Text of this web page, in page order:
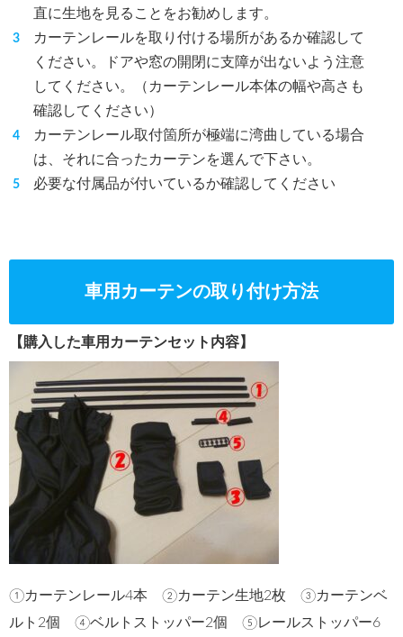
直に生地を見ることをお勧めします。
カーテンレールを取り付ける場所があるか確認して
ください。ドアや窓の開閉に支障が出ないよう注意
してください。（カーテンレール本体の幅や高さも
確認してください）
カーテンレール取付箇所が極端に湾曲している場合
は、それに合ったカーテンを選んで下さい。
必要な付属品が付いているか確認してください
車用カーテンの取り付け方法
【購入した車用カーテンセット内容】
①カーテンレール4本 ②カーテン生地2枚 ③カーテンベ
ルト2個 ④ベルトストッパー2個 ⑤レールストッパー6